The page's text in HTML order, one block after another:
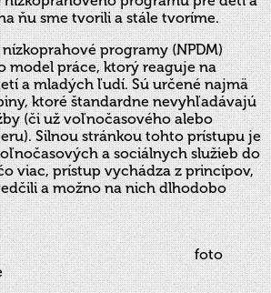
ňu sme tvorili a stále tvoríme.
programy (NPDM)
model práce, ktorý reaguje na
a mladých ľudí. Sú určené najmä
ktoré štandardne nevyhľadávajú
(či už voľnočasového alebo
Silnou stránkou tohto prístupu je
a sociálnych služieb do
viac, prístup vychádza z princípov,
a možno na nich dlhodobo
Baláž foto